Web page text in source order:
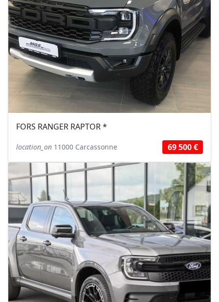
FORS RANGER RAPTOR *
location_on 11000 Carcassonne 69 500 €